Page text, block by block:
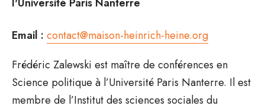
Email : contact@maison-heinrich-heine.org
Frédéric Zalewski est maître de conférences en
Science politique à l’Université Paris Nanterre. Il est
membre de l’Institut des sciences sociales du